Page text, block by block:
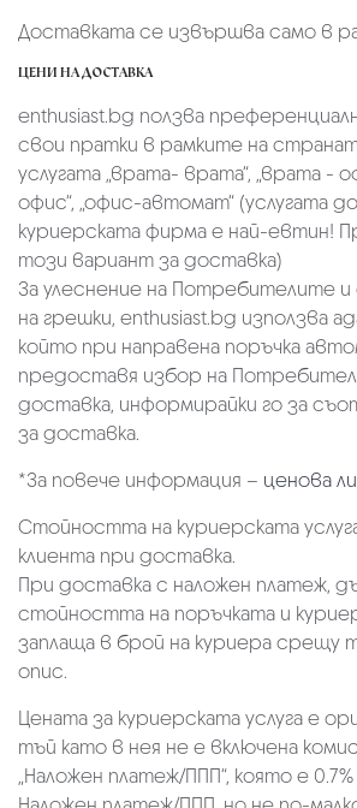
Доставката се извършва само в
ЦЕНИ НА ДОСТАВКА
enthusiast.bg ползва
свои пратки в рамките на
услугата „врата- врата“, „врата -
офис“, „офис-автомат“ (услугата
куриерската фирма е най-евтин!
този вариант за доставка)
За улеснение на Потребителите и
на грешки, enthusiast.bg използва
който при направена поръчка
предоставя избор на
доставка, информирайки го за
за доставка.
*За повече информация – ценова
Стойността на куриерската
клиента при доставка.
При доставка с наложен платеж,
стойността на поръчката и
заплаща в брой на куриера срещу
опис.
Цената за куриерската услуга е
тъй като в нея не е включена
„Наложен платеж/ППП“, която е